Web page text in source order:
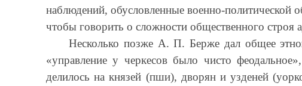
наблюдений, обусловленные военно-политической
чтобы говорить о сложности общественного
Несколько позже А. П. Берже дал общее
«управление у черкесов было чисто
делилось на князей (пши), дворян и узденей